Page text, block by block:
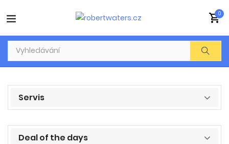
0
Servis
Deal of the days